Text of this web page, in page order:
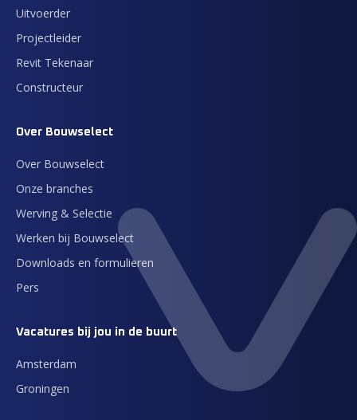
Uitvoerder
Projectleider
Revit Tekenaar
Constructeur
Over Bouwselect
Over Bouwselect
Onze branches
Werving & Selectie
Werken bij Bouwselect
Downloads en formulieren
Pers
Vacatures bij jou in de buurt
Amsterdam
Groningen